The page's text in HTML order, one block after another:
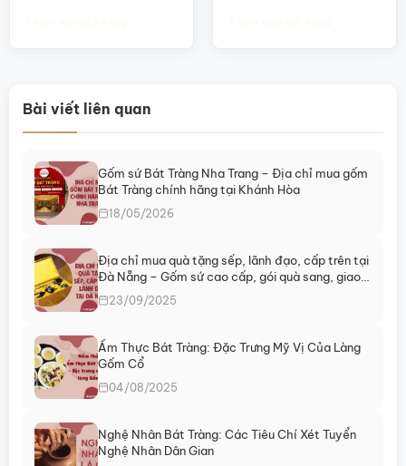
Bài viết liên quan
Gốm sứ Bát Tràng Nha Trang – Địa chỉ mua gốm
Bát Tràng chính hãng tại Khánh Hòa
18/05/2026
Địa chỉ mua quà tặng sếp, lãnh đạo, cấp trên tại
Đà Nẵng – Gốm sứ cao cấp, gói quà sang, giao
ngay
23/09/2025
Ẩm Thực Bát Tràng: Đặc Trưng Mỹ Vị Của Làng
Gốm Cổ
04/08/2025
Nghệ Nhân Bát Tràng: Các Tiêu Chí Xét Tuyển
Nghệ Nhân Dân Gian